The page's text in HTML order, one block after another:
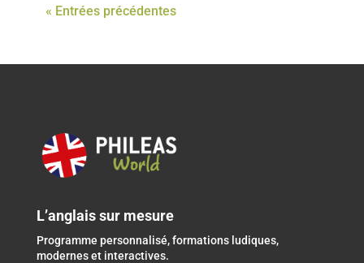
« Entrées précédentes
L’anglais sur mesure
Programme personnalisé, formations ludiques,
modernes et interactives.